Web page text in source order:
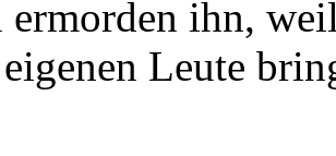
ermorden ihn,
Leute